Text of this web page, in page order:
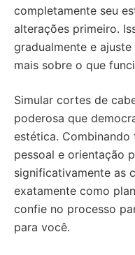
completamente seu
alterações primeiro.
gradualmente e
mais sobre o que
Simular cortes de
poderosa que
estética.
pessoal e orientação
significativamente as
exatamente como
confie no processo
para você.